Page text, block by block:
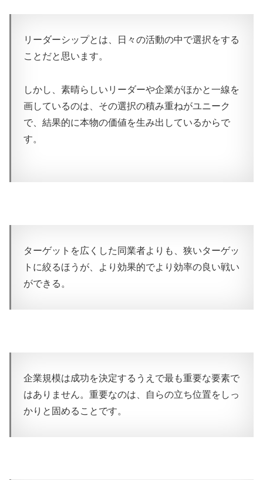
リーダーシップとは、日々の活動の中で選択をする
ことだと思います。
しかし、素晴らしいリーダーや企業がほかと一線を
画しているのは、その選択の積み重ねがユニーク
で、結果的に本物の価値を生み出しているからで
す。
ターゲットを広くした同業者よりも、狭いターゲッ
トに絞るほうが、より効果的でより効率の良い戦い
ができる。
企業規模は成功を決定するうえで最も重要な要素で
はありません。重要なのは、自らの立ち位置をしっ
かりと固めることです。